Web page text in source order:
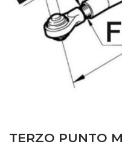
TERZO PUNTO